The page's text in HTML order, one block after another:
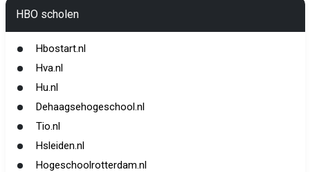
HBO scholen
Hbostart.nl
Hva.nl
Hu.nl
Dehaagsehogeschool.nl
Tio.nl
Hsleiden.nl
Hogeschoolrotterdam.nl